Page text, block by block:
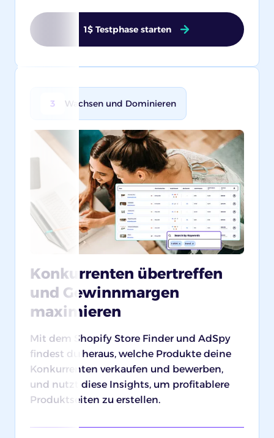
1$ Testphase starten
3 Wachsen und Dominieren
Konkurrenten übertreffen
und Gewinnmargen
maximieren
Mit dem Shopify Store Finder und AdSpy
findest du heraus, welche Produkte deine
Konkurrenten verkaufen und bewerben,
und nutzt diese Insights, um profitablere
Produktseiten zu erstellen.